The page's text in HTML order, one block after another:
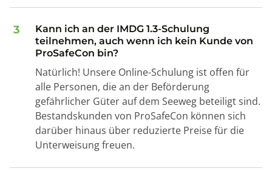
3
Kann ich an der IMDG 1.3-Schulung
teilnehmen, auch wenn ich kein Kunde von
ProSafeCon bin?
Natürlich! Unsere Online-Schulung ist offen für
alle Personen, die an der Beförderung
gefährlicher Güter auf dem Seeweg beteiligt sind.
Bestandskunden von ProSafeCon können sich
darüber hinaus über reduzierte Preise für die
Unterweisung freuen.